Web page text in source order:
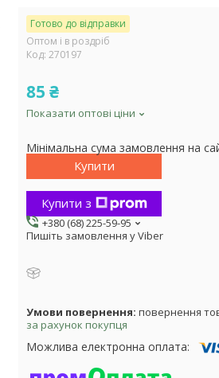
Готово до відправки
Оптом і в роздріб
Код: 270197
85 ₴
Показати оптові ціни
Мінімальна сума замовлення на
Купити
Купити з
+380 (68) 225-59-95
Пишіть замовлення у Viber
повернення
за рахунок покупця